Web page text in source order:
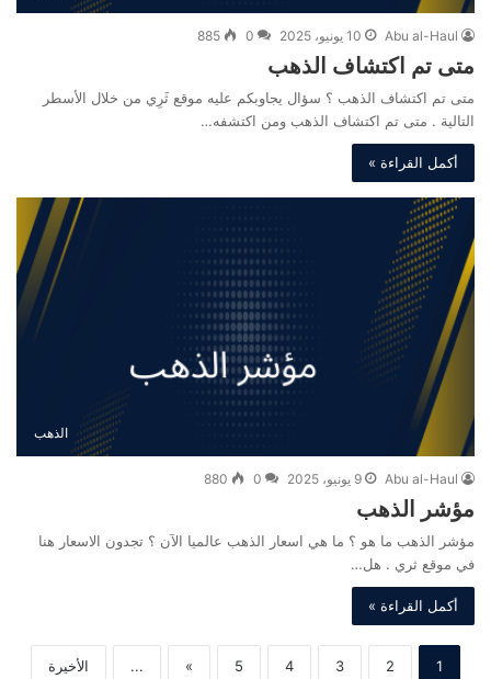
Abu al-Haul 10 يونيو، 2025 0
885
متى تم اكتشاف الذهب
متى تم اكتشاف الذهب ؟ سؤال يجاوبكم عليه موقع ثَرِي من خلال الأسطر
التالية . متى تم اكتشاف الذهب ومن اكتشفه…
أكمل القراءة »
الذهب
Abu al-Haul 9 يونيو، 2025 0
880
مؤشر الذهب
مؤشر الذهب ما هو ؟ ما هي اسعار الذهب عالميا الآن ؟ تجدون الاسعار هنا
في موقع ثري . هل…
أكمل القراءة »
1
2
3
4
5
»
... الأخيرة